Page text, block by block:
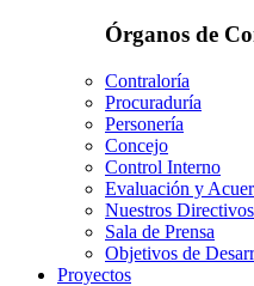
Órganos de
Contraloría
Procuraduría
Personería
Concejo
Control Interno
Evaluación y
Nuestros
Sala de Prensa
Objetivos de
Proyectos